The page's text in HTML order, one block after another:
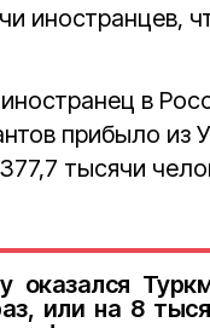
иностранцев,
в
прибыло из
тысячи
оказался
или на 8